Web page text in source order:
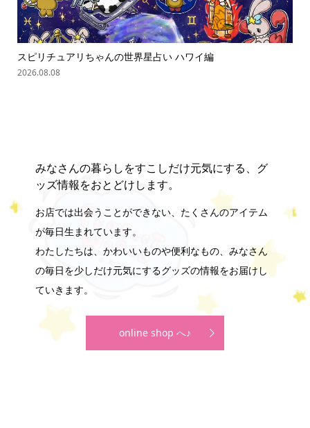
スピリチュアリちゃんの世界星占い ハワイ編
2026.08.08
みなさんの暮らしをすこしだけ元気にする、グ
ッズ情報をおとどけします。
お店では出会うことができない、たくさんのアイテム
が毎日生まれています。
わたしたちは、かわいいものや便利なもの、みなさん
の毎日を少しだけ元気にするグッズの情報をお届けし
ていきます。
online shop へ♪